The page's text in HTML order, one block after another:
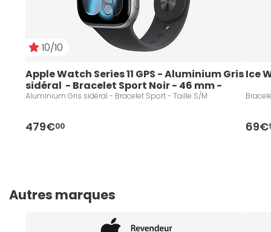
10/10
Apple Watch Series 11 GPS - Aluminium Gris
sidéral  - Bracelet Sport Noir - 46 mm -
Taille S/M
Aluminium Gris sidéral - Bracelet Sport - Taille S/M
479€00
Ice
69€
Autres marques